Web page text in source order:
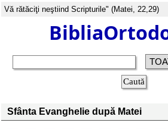
Vă rătăciţi neştiind Scripturile" (Matei, 22,29)
Sfânta Evanghelie după Matei